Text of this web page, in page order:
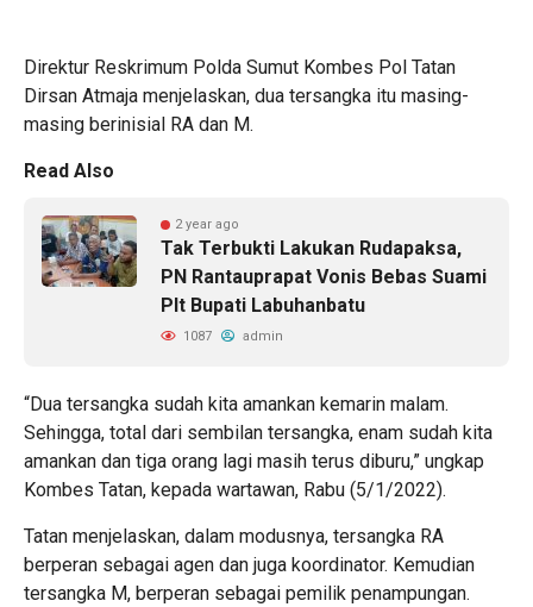
Direktur Reskrimum Polda Sumut Kombes Pol Tatan
Dirsan Atmaja menjelaskan, dua tersangka itu masing-
masing berinisial RA dan M.
Read Also
2 year ago
Tak Terbukti Lakukan Rudapaksa,
PN Rantauprapat Vonis Bebas Suami
Plt Bupati Labuhanbatu
1087 admin
“Dua tersangka sudah kita amankan kemarin malam.
Sehingga, total dari sembilan tersangka, enam sudah kita
amankan dan tiga orang lagi masih terus diburu,” ungkap
Kombes Tatan, kepada wartawan, Rabu (5/1/2022).
Tatan menjelaskan, dalam modusnya, tersangka RA
berperan sebagai agen dan juga koordinator. Kemudian
tersangka M, berperan sebagai pemilik penampungan.